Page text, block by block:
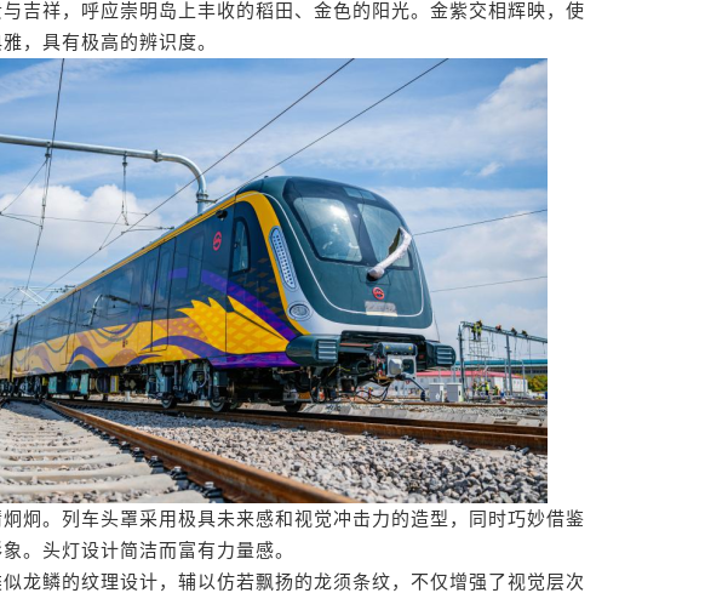
吉祥，呼应崇明岛上丰收的稻田、金色的阳光。金紫交相辉映，使
，具有极高的辨识度。
。列车头罩采用极具未来感和视觉冲击力的造型，同时巧妙借鉴
。头灯设计简洁而富有力量感。
鳞的纹理设计，辅以仿若飘扬的龙须条纹，不仅增强了视觉层次